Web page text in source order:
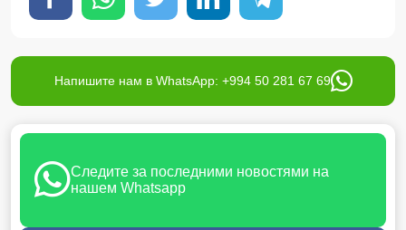
Напишите нам в WhatsApp: +994 50 281 67 69
Следите за последними новостями на
нашем Whatsapp